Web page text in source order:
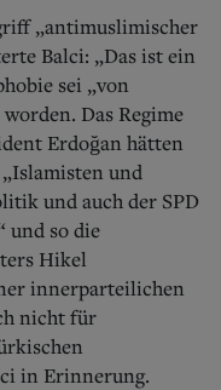
„antimuslimischer
Balci: „Das ist ein
sei „von
Das Regime
Erdoğan hätten
und
und auch der SPD
und so die
Hikel
innerparteilichen
nicht für
in Erinnerung.